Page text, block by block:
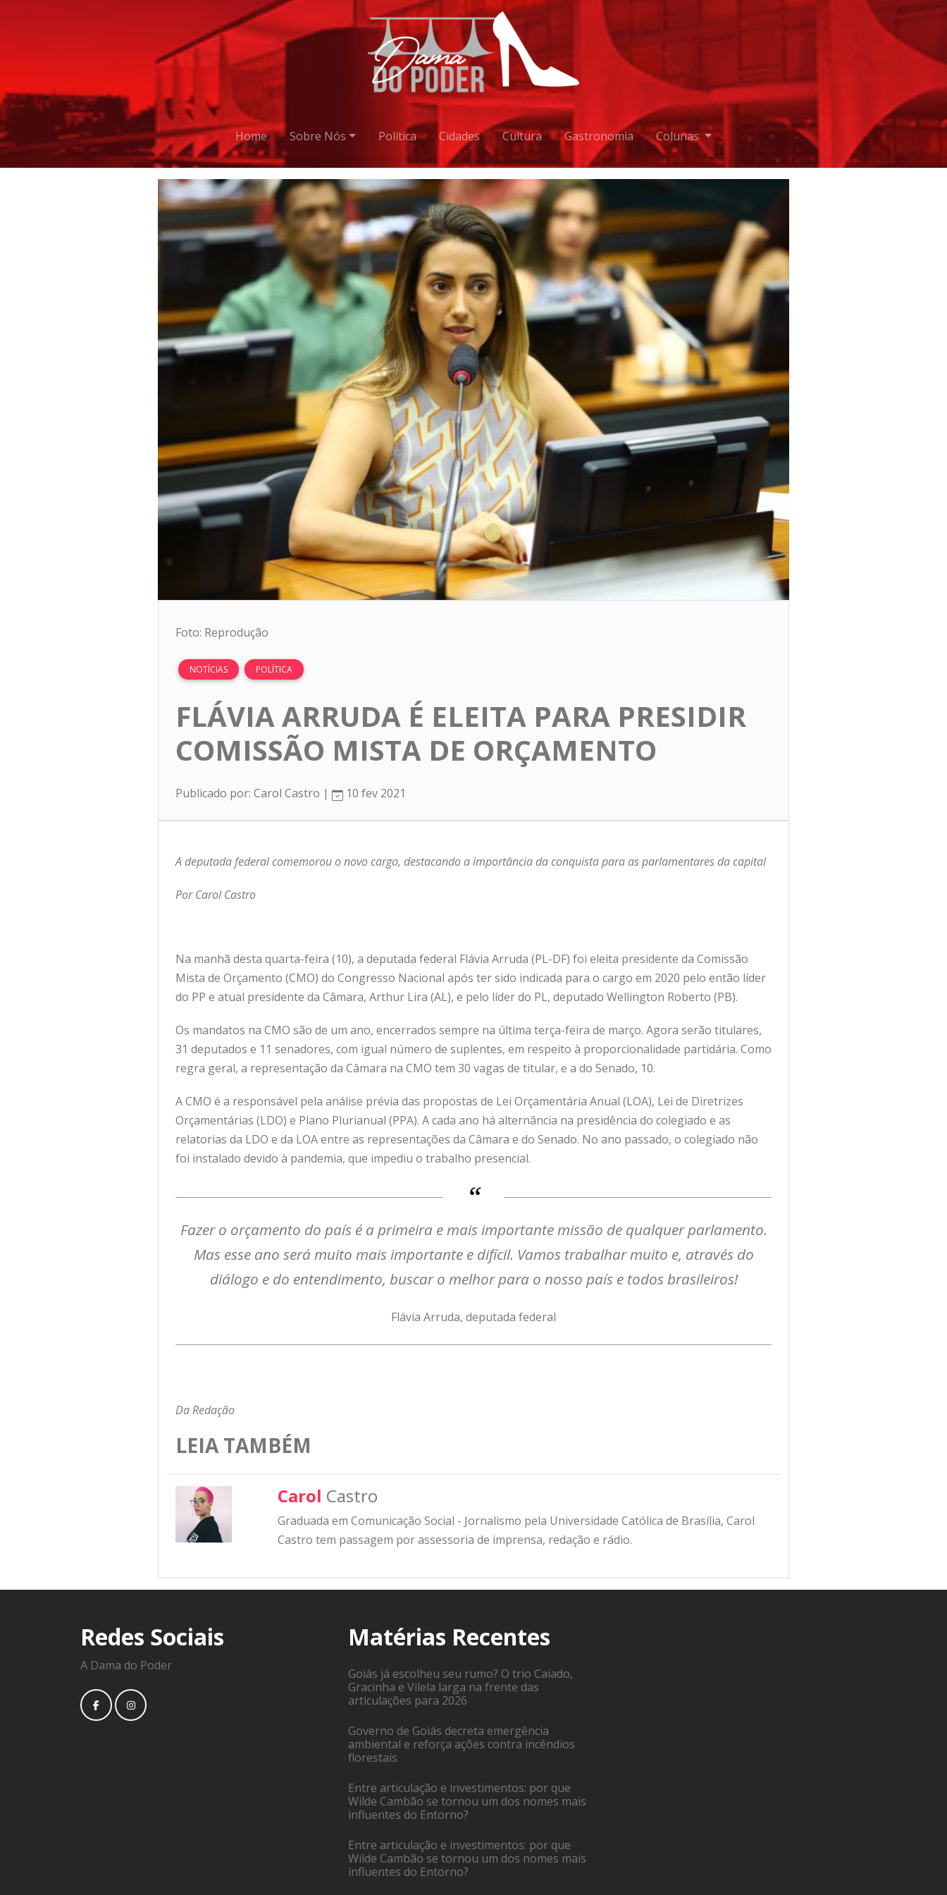
Home Sobre Nós Política Cidades Cultura Gastronomia Colunas
Foto: Reprodução
NOTÍCIAS POLÍTICA
FLÁVIA ARRUDA É ELEITA PARA PRESIDIR
COMISSÃO MISTA DE ORÇAMENTO
Publicado por: Carol Castro | 10 fev 2021
A deputada federal comemorou o novo cargo, destacando a importância da conquista para as parlamentares da capital
Por Carol Castro
Na manhã desta quarta-feira (10), a deputada federal Flávia Arruda (PL-DF) foi eleita presidente da Comissão
Mista de Orçamento (CMO) do Congresso Nacional após ter sido indicada para o cargo em 2020 pelo então líder
do PP e atual presidente da Câmara, Arthur Lira (AL), e pelo líder do PL, deputado Wellington Roberto (PB).
Os mandatos na CMO são de um ano, encerrados sempre na última terça-feira de março. Agora serão titulares,
31 deputados e 11 senadores, com igual número de suplentes, em respeito à proporcionalidade partidária. Como
regra geral, a representação da Câmara na CMO tem 30 vagas de titular, e a do Senado, 10.
A CMO é a responsável pela análise prévia das propostas de Lei Orçamentária Anual (LOA), Lei de Diretrizes
Orçamentárias (LDO) e Plano Plurianual (PPA). A cada ano há alternância na presidência do colegiado e as
relatorias da LDO e da LOA entre as representações da Câmara e do Senado. No ano passado, o colegiado não
foi instalado devido à pandemia, que impediu o trabalho presencial.
Fazer o orçamento do país é a primeira e mais importante missão de qualquer parlamento.
Mas esse ano será muito mais importante e difícil. Vamos trabalhar muito e, através do
diálogo e do entendimento, buscar o melhor para o nosso país e todos brasileiros!
Flávia Arruda, deputada federal
Da Redação
LEIA TAMBÉM
Carol Castro
Graduada em Comunicação Social - Jornalismo pela Universidade Católica de Brasília, Carol
Castro tem passagem por assessoria de imprensa, redação e rádio.
Redes Sociais
A Dama do Poder
Matérias Recentes
Goiás já escolheu seu rumo? O trio Caiado,
Gracinha e Vilela larga na frente das
articulações para 2026
Governo de Goiás decreta emergência
ambiental e reforça ações contra incêndios
florestais
Entre articulação e investimentos: por que
Wilde Cambão se tornou um dos nomes mais
influentes do Entorno?
Entre articulação e investimentos: por que
Wilde Cambão se tornou um dos nomes mais
influentes do Entorno?